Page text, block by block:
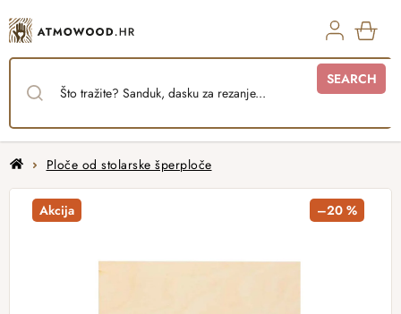
to
content
SEARCH
HomePloče od stolarske šperploče
Akcija –20 %